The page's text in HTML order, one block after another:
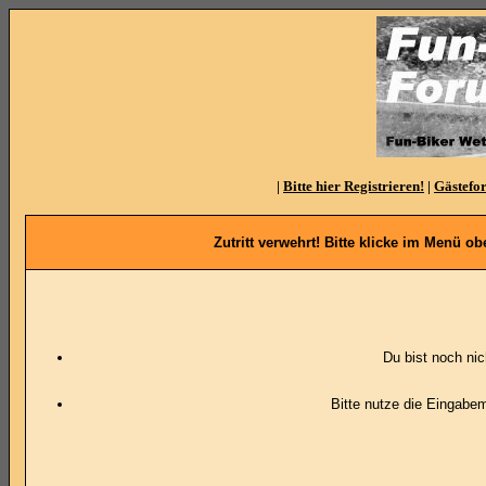
| Bitte hier Registrieren! |
Zutritt verwehrt! Bitte klicke im Menü
Du bist noch
Bitte nutze die